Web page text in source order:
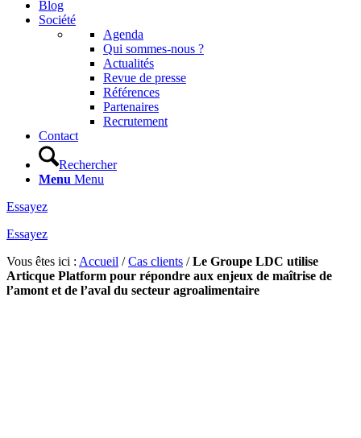
Blog
Société
Agenda
Qui sommes-nous ?
Actualités
Revue de presse
Références
Partenaires
Recrutement
Contact
Rechercher
Menu Menu
Essayez
Essayez
Vous êtes ici : Accueil /Cas clients /Le Groupe LDC utilise
Articque Platform pour répondre aux enjeux de maîtrise de
l’amont et de l’aval du secteur agroalimentaire